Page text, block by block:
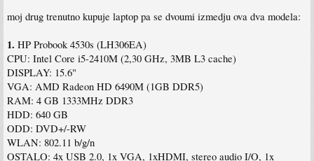
moj drug trenutno kupuje laptop pa se dvoumi izmedju ova dva modela:
1. HP Probook 4530s (LH306EA)
CPU: Intel Core i5-2410M (2,30 GHz, 3MB L3 cache)
DISPLAY: 15.6"
VGA: AMD Radeon HD 6490M (1GB DDR5)
RAM: 4 GB 1333MHz DDR3
HDD: 640 GB
ODD: DVD+/-RW
WLAN: 802.11 b/g/n
OSTALO: 4x USB 2.0, 1x VGA, 1xHDMI, stereo audio I/O, 1x